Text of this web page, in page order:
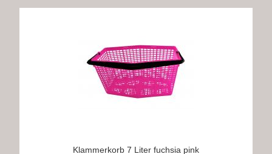
Klammerkorb 7 Liter fuchsia pink